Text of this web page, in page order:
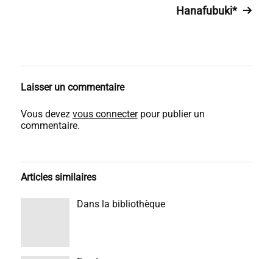
Hanafubuki*
Laisser un commentaire
Vous devez vous connecterpour publier un
commentaire.
Articles similaires
Dans la bibliothèque